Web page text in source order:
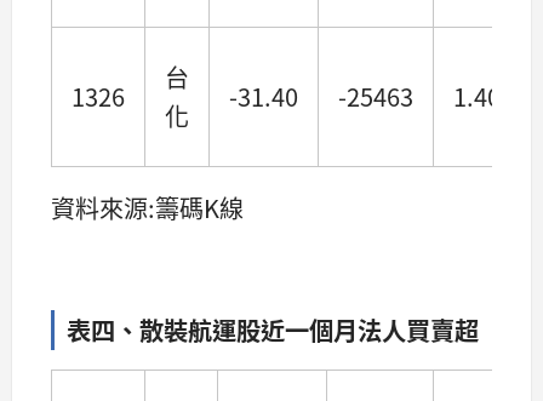
1326
台
化
-31.40 -25463 1.40
資料來源:籌碼K線
表四、散裝航運股近一個月法人買賣超